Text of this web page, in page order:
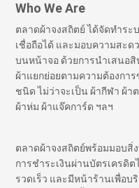
Who We Are
ตลาดผ้าจงสถิตย์ ได้จัดทำร
เชื่อถือได้ และมอบความสะด
บนหน้าจอ ด้วยการนำเสนอสิ
ผ้าแยกย่อยตามความต้องกา
ชนิด ไม่ว่าจะเป็น ผ้ากีฬา ผ้า
ผ้าห่ม ผ้าแจ๊คการ์ด ฯลฯ
ตลาดผ้าจงสถิตย์พร้อมมอบสิ่
การชำระเงินผ่านบัตรเครดิ
รวดเร็ว และมีหน้าร้านเพื่อ